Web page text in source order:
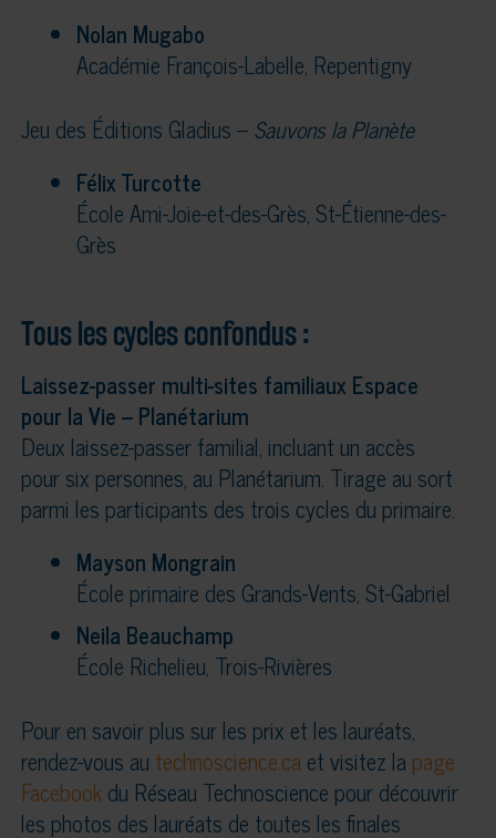
Nolan Mugabo
Académie François-Labelle, Repentigny
Jeu des Éditions Gladius –Sauvons la Planète
Félix Turcotte
École Ami-Joie-et-des-Grès, St-Étienne-des-
Grès
Tous les cycles confondus :
Laissez-passer multi-sites familiaux Espace
pour la Vie – Planétarium
Deux laissez-passer familial, incluant un accès
pour six personnes, au Planétarium. Tirage au sort
parmi les participants des trois cycles du primaire.
Mayson Mongrain
École primaire des Grands-Vents, St-Gabriel
Neila Beauchamp
École Richelieu, Trois-Rivières
Pour en savoir plus sur les prix et les lauréats,
rendez-vous au technoscience.ca et visitez la page
Facebookdu Réseau Technoscience pour découvrir
les photos des lauréats de toutes les finales